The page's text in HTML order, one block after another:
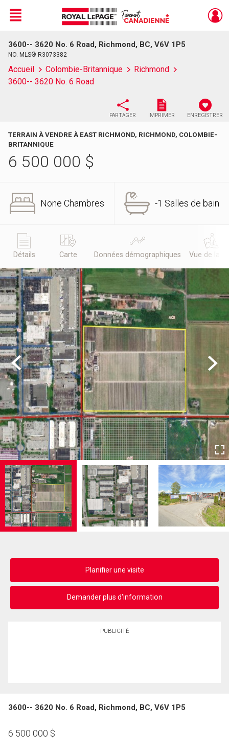
Live
En Direct
Menu
3600-- 3620 No. 6 Road, Richmond, BC, V6V 1P5
NO. MLS® R3073382
Accueil Colombie-Britannique
Richmond
3600-- 3620 No. 6 Road
PARTAGER IMPRIMER ENREGISTRER
TERRAIN À VENDRE À EAST RICHMOND, RICHMOND, COLOMBIE-
BRITANNIQUE
6 500 000 $
None Chambres -1 Salles de bain
Détails Carte Données démographiques Vue de la
Previous Next
Planifier une visite
Demander plus d'information
PUBLICITÉ
3600-- 3620 No. 6 Road, Richmond, BC, V6V 1P5
6 500 000 $